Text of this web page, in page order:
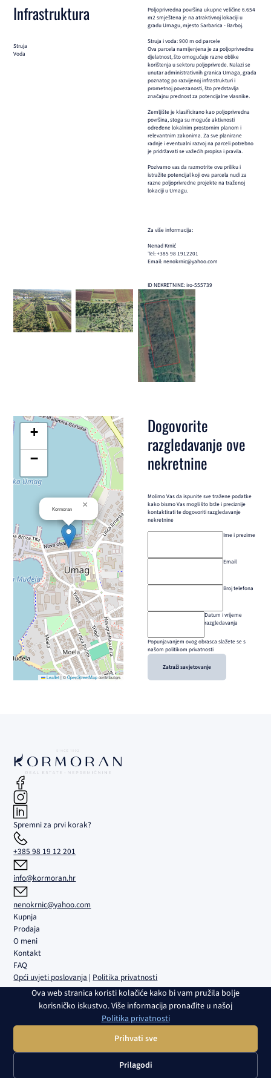
Infrastruktura
Struja
Voda
Poljoprivredna površina ukupne veličine 6.654
m2 smještena je na atraktivnoj lokaciji u
gradu Umagu, mjesto Sarbarica - Barboj.
Struja i voda: 900 m od parcele
Ova parcela namijenjena je za poljoprivrednu
djelatnost, što omogućuje razne oblike
korištenja u sektoru poljoprivrede. Nalazi se
unutar administrativnih granica Umaga, grada
poznatog po razvijenoj infrastrukturi i
prometnoj povezanosti, što predstavlja
značajnu prednost za potencijalne vlasnike.
Zemljište je klasificirano kao poljoprivredna
površina, stoga su moguće aktivnosti
određene lokalnim prostornim planom i
relevantnim zakonima. Za sve planirane
radnje i eventualni razvoj na parceli potrebno
je pridržavati se važećih propisa i pravila.
Pozivamo vas da razmotrite ovu priliku i
istražite potencijal koji ova parcela nudi za
razne poljoprivredne projekte na traženoj
lokaciji u Umagu.
Za više informacija:
Nenad Krnić
Tel: +385 98 1912201
Email: nenokrnic@yahoo.com
ID NEKRETNINE: iro-555739
Kormoran ×
+
−
Leaflet |© OpenStreetMapcontributors
Dogovorite
razgledavanje ove
nekretnine
Molimo Vas da ispunite sve tražene podatke
kako bismo Vas mogli što brže i preciznije
kontaktirati te dogovoriti razgledavanje
nekretnine
Ime i prezime
Email
Broj telefona
Datum i vrijeme
razgledavanja
Popunjavanjem ovog obrasca slažete se s
našom politikom privatnosti
Zatraži savjetovanje
Spremni za prvi korak?
+385 98 19 12 201
info@kormoran.hr
nenokrnic@yahoo.com
Kupnja
Prodaja
O meni
Kontakt
FAQ
Opći uvjeti poslovanja | Politika privatnosti
Kormoran d.o.o. | Sjedište i ured: Trgovačka 5B, Umag | Društvo je
upisano u sudski registar Trgovačkog suda u Rijeci pod br. MBS
040108082 | OIB: 02980639082 | Transakcijski račun i banka:
HR4224840081100459161, RBA | Temeljni kapital: 2.654,46 € | Direktor:
Copyright © 2025 - 2026 Kormoran – Agencija za nekretnine Umag
Ova web stranica koristi kolačiće kako bi vam pružila bolje
korisničko iskustvo. Više informacija pronađite u našoj
Politika privatnosti
Prihvati sve
Prilagodi